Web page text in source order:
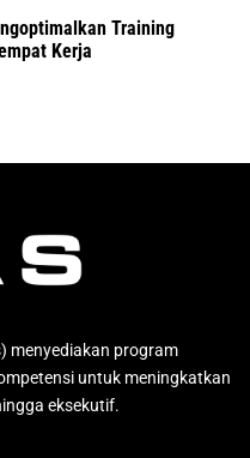
Training
Kerja
menyediakan program
untuk meningkatkan
eksekutif.